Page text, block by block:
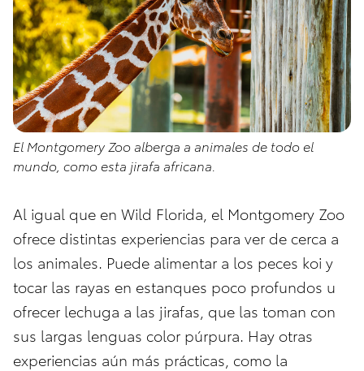
El Montgomery Zoo alberga a animales de todo el
mundo, como esta jirafa africana.
Al igual que en Wild Florida, el Montgomery Zoo
ofrece distintas experiencias para ver de cerca a
los animales. Puede alimentar a los peces koi y
tocar las rayas en estanques poco profundos u
ofrecer lechuga a las jirafas, que las toman con
sus largas lenguas color púrpura. Hay otras
experiencias aún más prácticas, como la